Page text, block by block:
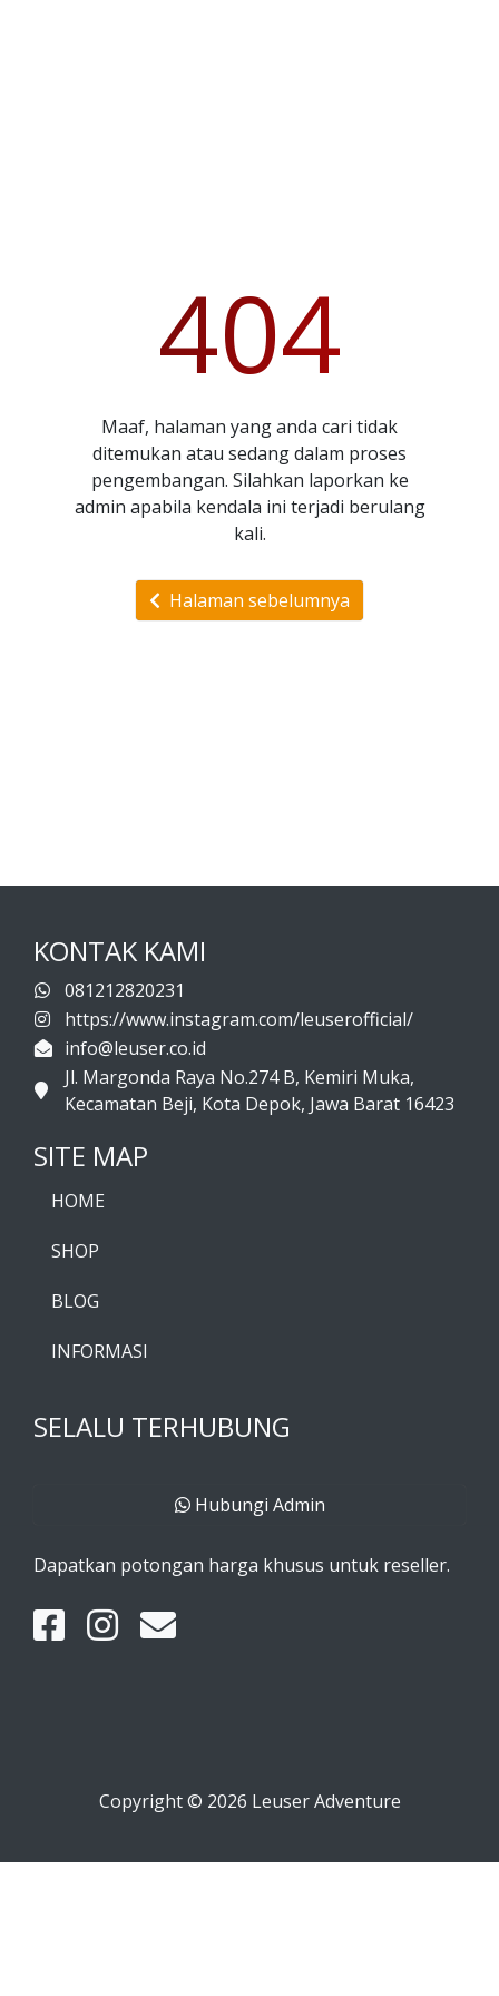
404
Maaf, halaman yang anda cari tidak
ditemukan atau sedang dalam proses
pengembangan. Silahkan laporkan ke
admin apabila kendala ini terjadi berulang
kali.
Halaman sebelumnya
KONTAK KAMI
081212820231
https://www.instagram.com/leuserofficial/
info@leuser.co.id
Jl. Margonda Raya No.274 B, Kemiri Muka,
Kecamatan Beji, Kota Depok, Jawa Barat 16423
SITE MAP
HOME
SHOP
BLOG
INFORMASI
SELALU TERHUBUNG
Hubungi Admin
Dapatkan potongan harga khusus untuk reseller.
Copyright © 2026 Leuser Adventure